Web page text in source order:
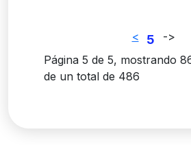
< 5 ->
Página 5 de 5, mostrando
de un total de 486